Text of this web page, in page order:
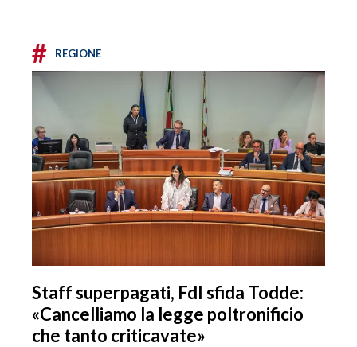
# REGIONE
Staff superpagati, FdI sfida Todde:
«Cancelliamo la legge poltronificio
che tanto criticavate»